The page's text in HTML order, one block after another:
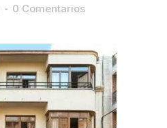
0 Comentarios